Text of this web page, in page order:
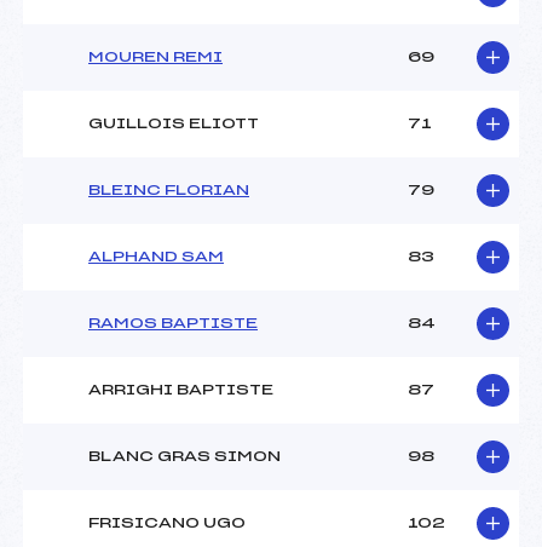
MOUREN REMI 69
GUILLOIS ELIOTT 71
BLEINC FLORIAN 79
ALPHAND SAM 83
RAMOS BAPTISTE 84
ARRIGHI BAPTISTE 87
BLANC GRAS SIMON 98
FRISICANO UGO 102